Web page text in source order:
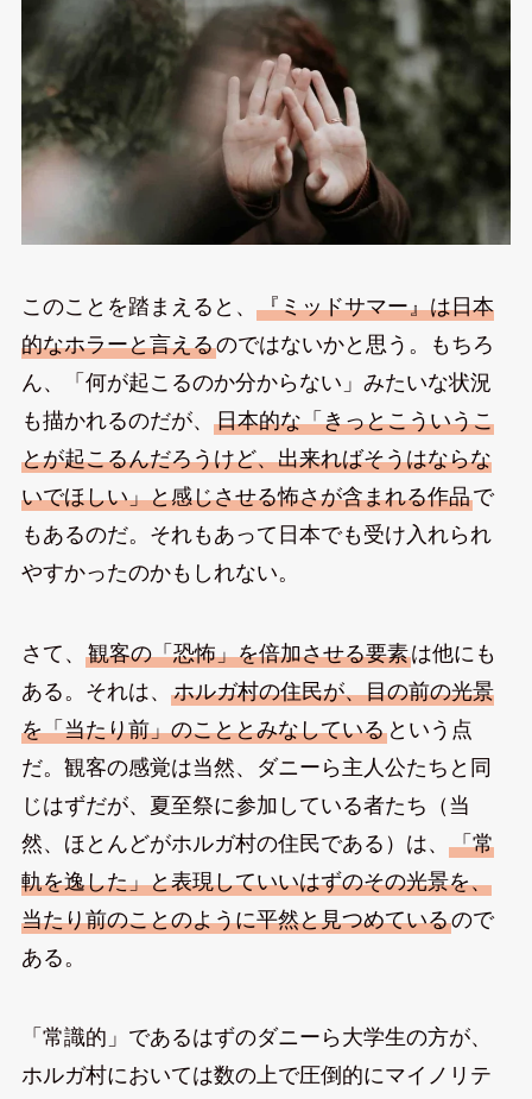
このことを踏まえると、 『ミッドサマー』は日本
的なホラーと言えるのではないかと思う。もちろ
ん、「何が起こるのか分からない」みたいな状況
も描かれるのだが、 日本的な「きっとこういうこ
とが起こるんだろうけど、出来ればそうはならな
いでほしい」と感じさせる怖さが含まれる作品で
もあるのだ。それもあって日本でも受け入れられ
やすかったのかもしれない。
さて、 観客の「恐怖」を倍加させる要素は他にも
ある。それは、 ホルガ村の住民が、目の前の光景
を「当たり前」のこととみなしているという点
だ。観客の感覚は当然、ダニーら主人公たちと同
じはずだが、夏至祭に参加している者たち（当
然、ほとんどがホルガ村の住民である）は、 「常
軌を逸した」と表現していいはずのその光景を、
当たり前のことのように平然と見つめているので
ある。
「常識的」であるはずのダニーら大学生の方が、
ホルガ村においては数の上で圧倒的にマイノリテ